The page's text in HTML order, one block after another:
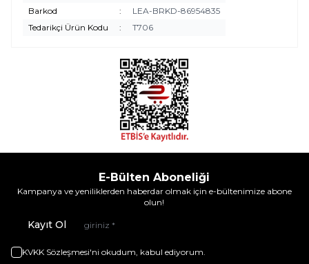
Barkod
:
LEA-BRKD-86954835
Tedarikçi Ürün Kodu
: T706
E-Bülten Aboneliği
Kampanya ve yeniliklerden haberdar olmak için e-bültenimize abone
olun!
Kayıt Ol
KVKK Sözleşmesi'ni okudum, kabul ediyorum.